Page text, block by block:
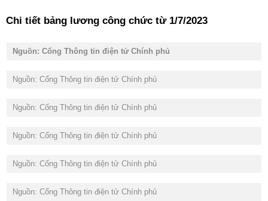
Chi tiết bảng lương công chức từ 1/7/2023
Nguồn: Cổng Thông tin điện tử Chính phủ
Nguồn: Cổng Thông tin điện tử Chính phủ
Nguồn: Cổng Thông tin điện tử Chính phủ
Nguồn: Cổng Thông tin điện tử Chính phủ
Nguồn: Cổng Thông tin điện tử Chính phủ
Nguồn: Cổng Thông tin điện tử Chính phủ